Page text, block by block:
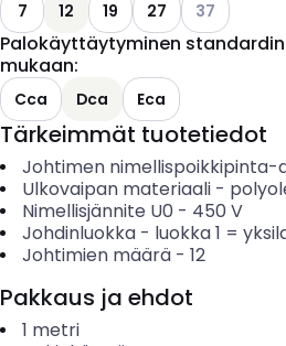
7 12 19 27 37
Palokäyttäytyminen standardin
mukaan:
Cca Dca Eca
Tärkeimmät tuotetiedot
Johtimen nimellispoikkipinta-
Ulkovaipan materiaali-
Nimellisjännite U0 - 450 V
Johdinluokka- luokka 1 =
Johtimien määrä- 12
Pakkaus ja ehdot
1 metri